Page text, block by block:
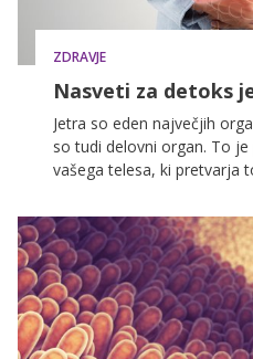
ZDRAVJE
Nasveti za detoks
Jetra so eden največjih
so tudi delovni organ. To
vašega telesa, ki pretvarja
(od hranil in alkohola do
beljakovine in žolč.
naravno čistijo, lahko
in toksini ovirajo optimalno